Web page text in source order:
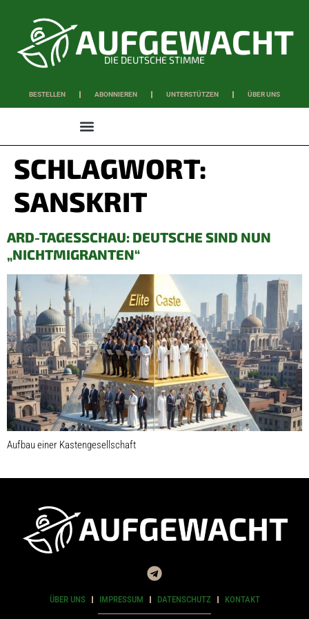
DIE DEUTSCHE STIMME
BESTELLEN ABONNIEREN UNTERSTÜTZEN ÜBER UNS
SCHLAGWORT:
SANSKRIT
ARD-TAGESSCHAU: DEUTSCHE SIND NUN
„NICHTMIGRANTEN“
Aufbau einer Kastengesellschaft
ÜBER UNS IMPRESSUM DATENSCHUTZ KONTAKT